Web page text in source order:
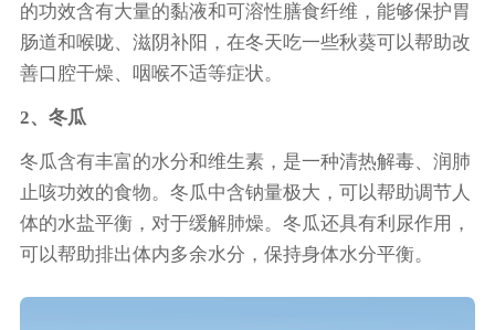
的功效含有大量的黏液和可溶性膳食纤维，能够保护胃
肠道和喉咙、滋阴补阳，在冬天吃一些秋葵可以帮助改
善口腔干燥、咽喉不适等症状。
2、冬瓜
冬瓜含有丰富的水分和维生素，是一种清热解毒、润肺
止咳功效的食物。冬瓜中含钠量极大，可以帮助调节人
体的水盐平衡，对于缓解肺燥。冬瓜还具有利尿作用，
可以帮助排出体内多余水分，保持身体水分平衡。